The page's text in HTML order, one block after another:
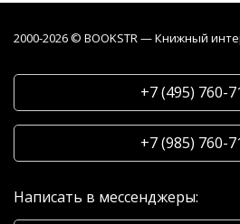
2000-2026 © BOOKSTR — Книжный
+7 (495) 760-
+7 (985) 760-
Написать в мессенджеры: